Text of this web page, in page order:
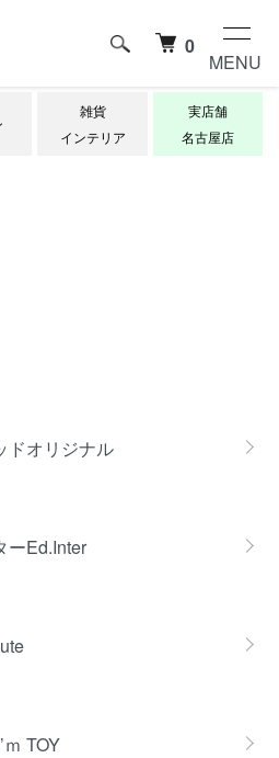
0
MENU
雑貨
インテリア
実店舗
名古屋店
ドオリジナル
ーEd.Inter
ｍ TOY